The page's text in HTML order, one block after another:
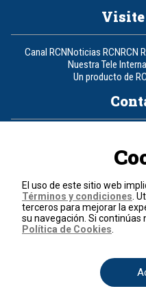
Canal RCNNoticias RCNRCN
Nuestra Tele
Un producto de
Términos
© 2026,
Todos los
El uso de este sitio web
Términos y condiciones .
terceros para mejorar la
su navegación. Si continúas
Política de Cookies